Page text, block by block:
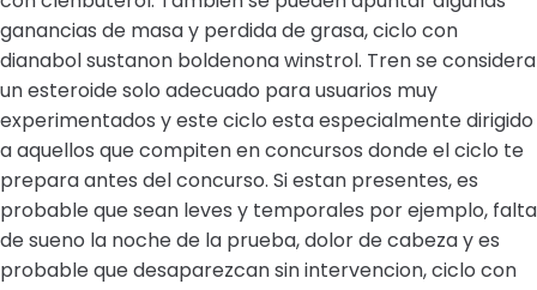
ganancias de masa y perdida de grasa, ciclo con
dianabol sustanon boldenona winstrol. Tren se considera
un esteroide solo adecuado para usuarios muy
experimentados y este ciclo esta especialmente dirigido
a aquellos que compiten en concursos donde el ciclo te
prepara antes del concurso. Si estan presentes, es
probable que sean leves y temporales por ejemplo, falta
de sueno la noche de la prueba, dolor de cabeza y es
probable que desaparezcan sin intervencion, ciclo con